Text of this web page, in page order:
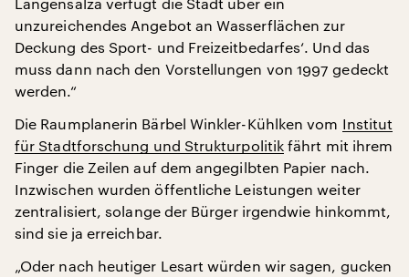
unzureichendes Angebot an Wasserflächen zur
Deckung des Sport- und Freizeitbedarfes‘. Und das
muss dann nach den Vorstellungen von 1997 gedeckt
werden.“
Die Raumplanerin Bärbel Winkler-Kühlken vom Institut
für Stadtforschung und Strukturpolitik fährt mit ihrem
Finger die Zeilen auf dem angegilbten Papier nach.
Inzwischen wurden öffentliche Leistungen weiter
zentralisiert, solange der Bürger irgendwie hinkommt,
sind sie ja erreichbar.
„Oder nach heutiger Lesart würden wir sagen, gucken